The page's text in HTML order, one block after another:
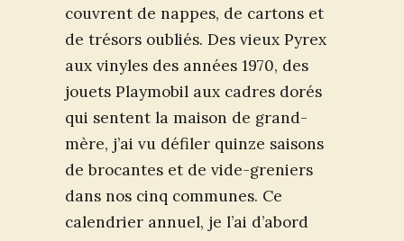
couvrent de nappes, de cartons et
de trésors oubliés. Des vieux Pyrex
aux vinyles des années 1970, des
jouets Playmobil aux cadres dorés
qui sentent la maison de grand-
mère, j’ai vu défiler quinze saisons
de brocantes et de vide-greniers
dans nos cinq communes. Ce
calendrier annuel, je l’ai d’abord